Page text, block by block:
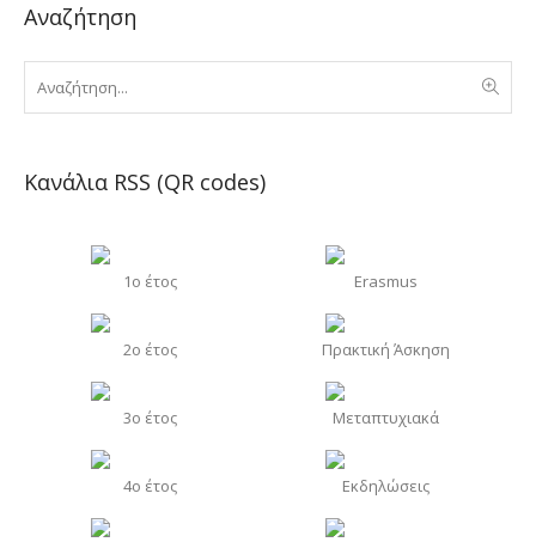
Αναζήτηση
Κανάλια RSS (QR codes)
1o έτος Erasmus
2o έτος Πρακτική Άσκηση
3o έτος Μεταπτυχιακά
4o έτος Εκδηλώσεις